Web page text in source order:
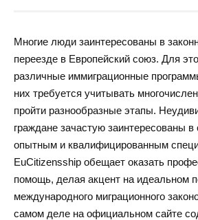
Многие люди заинтересованы в
переезде в Европейский союз. Для
различные иммиграционные
них требуется учитывать
пройти разнообразные этапы.
граждане зачастую заинтересованы
опытным и квалифицированным
EuCitizensship обещает оказать
помощь, делая акцент на идеальном
международного миграционного
самом деле на официальном сайте